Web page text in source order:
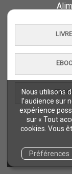
Nous utilisons
l’audience sur
expérience
sur « Tout
cookies. Vous
Préférences
Pêche -
Sciences